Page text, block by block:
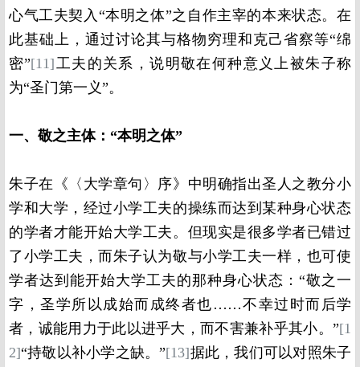
心气工夫契入“本明之体”之自作主宰的本来状态。在
此基础上，通过讨论其与格物穷理和克己省察等“绵
密”[11]工夫的关系，说明敬在何种意义上被朱子称
为“圣门第一义”。
一、敬之主体：“本明之体”
朱子在《〈大学章句〉序》中明确指出圣人之教分小
学和大学，经过小学工夫的操练而达到某种身心状态
的学者才能开始大学工夫。但现实是很多学者已错过
了小学工夫，而朱子认为敬与小学工夫一样，也可使
学者达到能开始大学工夫的那种身心状态：“敬之一
字，圣学所以成始而成终者也……不幸过时而后学
者，诚能用力于此以进乎大，而不害兼补乎其小。”[1
2]“持敬以补小学之缺。”[13]据此，我们可以对照朱子